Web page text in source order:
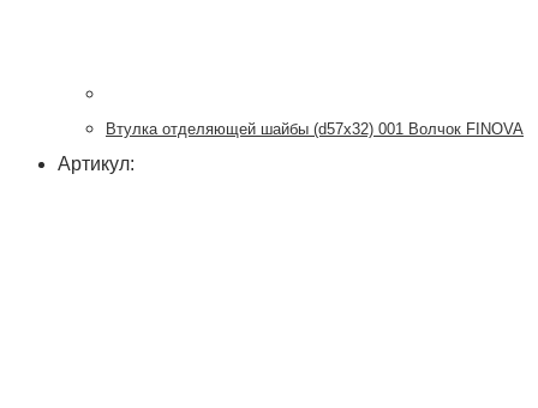
Втулка отделяющей шайбы (d57x32) 001 Волчок FINOVA
Артикул: